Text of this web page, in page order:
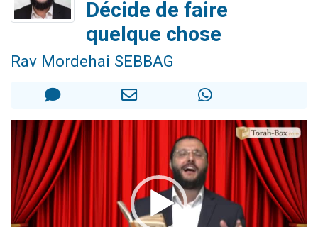
Il reste 49 places pour étudier en groupe sur Zoom
12 nouvelles musiques dans Torah-Box Music
Décide de faire
quelque chose
Rav Mordehai SEBBAG